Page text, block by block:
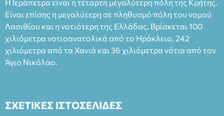
άνω των 65 Προπώληση: Βιβλιοπωλείο Πάπυρος (Πλατεία
Πλαστήρα), E&G Mini market (Δημοκρατίας 39 Ιεράπετρα)
και στο more.com Χώρος: 3ο Γυμνάσιο Ιεράπετρας
(Είσοδος ΕΠΑ.Λ.) Έναρξη 21:15 Οργάνωση: ΚΝΩΣΟΣ
ΘΕΑΤΡΙΚΕΣ ΠΑΡΑΓΩΓΕΣ ΕΕ
Η Ιεράπετρα είναι η τέταρτη μεγαλύτερη πόλη της Κρήτης.
Είναι επίσης η μεγαλύτερη σε πληθυσμό πόλη του νομού
Λασιθίου και η νοτιότερη της Ελλάδας. Βρίσκεται 100
χιλιόμετρα νοτιοανατολικά από το Ηράκλειο, 242
χιλιόμετρα από τα Χανιά και 36 χιλιόμετρα νότια από τον
Άγιο Νικόλαο.
ΣΧΕΤΙΚΕΣ ΙΣΤΟΣΕΛΙΔΕΣ